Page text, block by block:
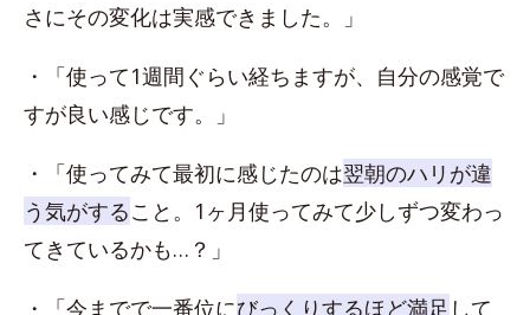
さにその変化は実感できました。」
・「使って1週間ぐらい経ちますが、自分の感覚で
すが良い感じです。」
・「使ってみて最初に感じたのは翌朝のハリが違
う気がすること。1ヶ月使ってみて少しずつ変わっ
てきているかも…？」
・「今までで一番位にびっくりするほど満足 して